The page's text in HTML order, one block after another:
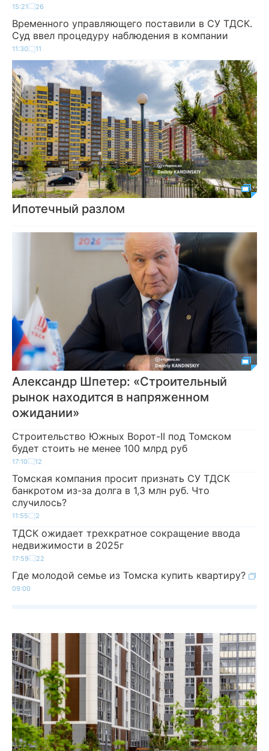
15:21 26
Временного управляющего поставили в СУ ТДСК.
Суд ввел процедуру наблюдения в компании
11:30 11
Ипотечный разлом
Александр Шпетер: «Строительный
рынок находится в напряженном
ожидании»
Строительство Южных Ворот-II под Томском
будет стоить не менее 100 млрд руб
17:10 12
Томская компания просит признать СУ ТДСК
банкротом из-за долга в 1,3 млн руб. Что
случилось?
11:55 2
ТДСК ожидает трехкратное сокращение ввода
недвижимости в 2025г
17:59 22
Где молодой семье из Томска купить квартиру?
09:00